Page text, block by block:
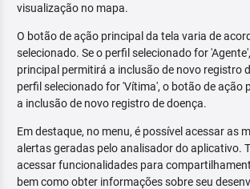
visualização no mapa.
O botão de ação principal da tela varia de
selecionado. Se o perfil selecionado for
principal permitirá a inclusão de novo registro
perfil selecionado for 'Vítima', o botão de ação
a inclusão de novo registro de doença.
Em destaque, no menu, é possível acessar as
alertas geradas pelo analisador do aplicativo.
acessar funcionalidades para
bem como obter informações sobre seu